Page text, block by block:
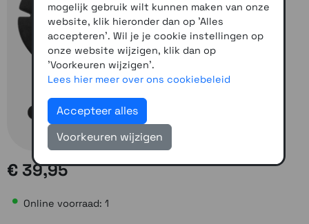
€ 39,95
Online voorraad: 1
mogelijk gebruik wilt kunnen maken van onze
website, klik hieronder dan op 'Alles
accepteren'. Wil je je cookie instellingen op
onze website wijzigen, klik dan op
'Voorkeuren wijzigen'.
Lees hier meer over ons cookiebeleid
Accepteer alles
Voorkeuren wijzigen